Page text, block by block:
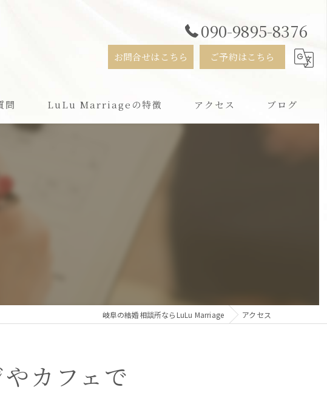
090-9895-8376
お問合せはこちら ご予約はこちら
問 LuLu Marriageの特徴 アクセス ブログ
岐阜の結婚相談所ならLuLu Marriage アクセス
カフェで